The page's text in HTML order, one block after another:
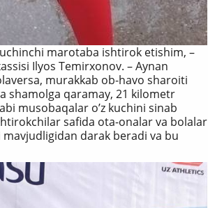
marotaba ishtirok etishim, –
Ilyos Temirxonov. – Аynan
murakkab ob-havo sharoiti
shamolga qaramay, 21 kilometr
musobaqalar oʼz kuchini sinab
safida ota-onalar va bolalar
darak beradi va bu